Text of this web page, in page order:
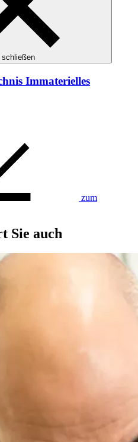
schließen
Immaterielles
zum
Sie auch